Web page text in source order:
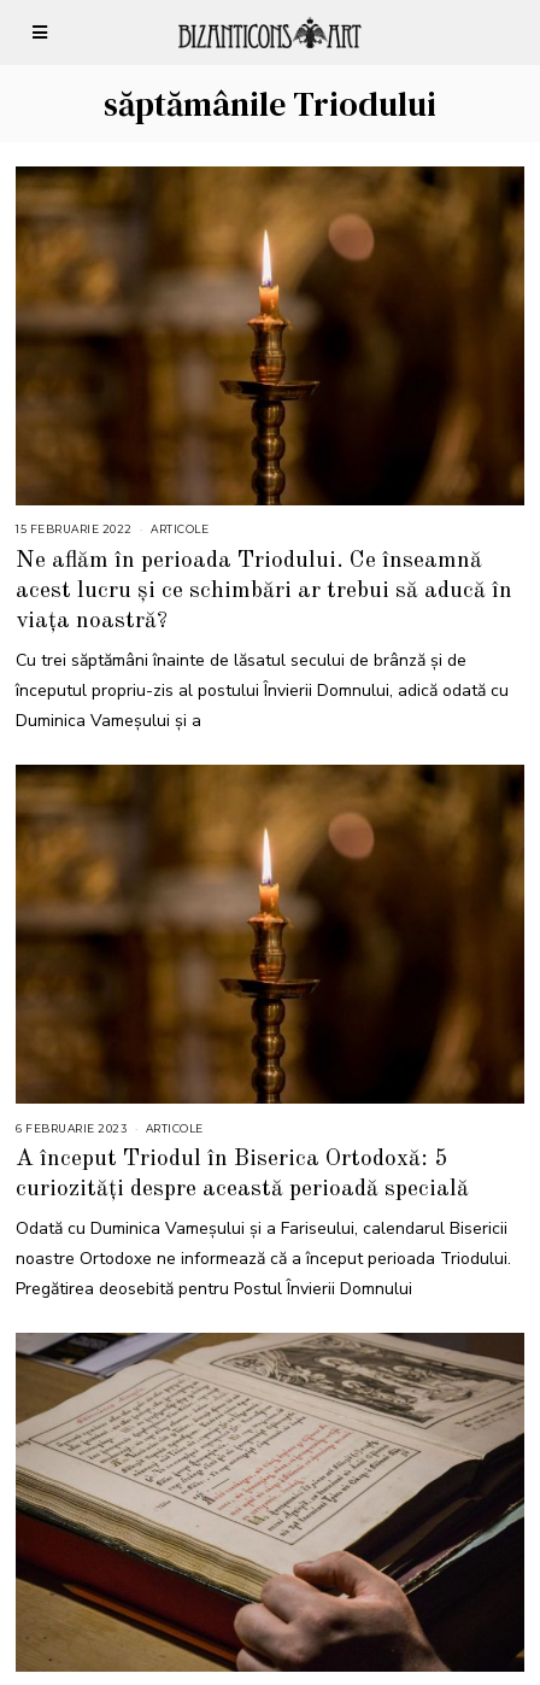
săptămânile Triodului
15 FEBRUARIE 2022
F
B
U
A
I
2
2
2
ARTICOLE
Ne aflăm în perioada Triodului. Ce înseamnă
acest lucru și ce schimbări ar trebui să aducă în
viața noastră?
Cu trei săptămâni înainte de lăsatul secului de brânză și de
începutul propriu-zis al postului Învierii Domnului, adică odată cu
Duminica Vameşului şi a
6 FEBRUARIE 2023
R
R
E
0
ARTICOLE
A început Triodul în Biserica Ortodoxă: 5
curiozități despre această perioadă specială
Odată cu Duminica Vameșului și a Fariseului, calendarul Bisericii
noastre Ortodoxe ne informează că a început perioada Triodului.
Pregătirea deosebită pentru Postul Învierii Domnului